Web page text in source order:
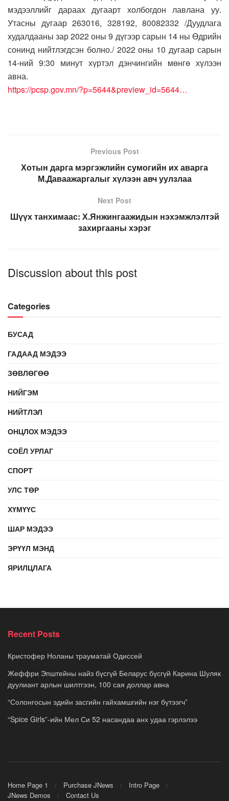
мэдээллийг дараах дугаарт холбогдон лавлана уу.
Утасны дугаар 263016, 328192, 80082332 /Дуудлага
худалдааны зар 2022 оны 9 дүгээр сарын 14 ны Өдрийн
сонинд нийтлэгдсэн болно./ 2022 оны 10 дугаар сарын
14-ний 9:30 минут хүртэл дэнчингийн мөнгө хүлээн
авна.
https://pcsp.gov.mn/?p=5644&preview_id=5644…
Previous Post
Хотын дарга мэргэжлийн сумогийн их аварга
М.Даваажаргалыг хүлээн авч уулзлаа
Next Post
Шүүх танхимаас: Х.Янжингаажидын нэхэмжлэлтэй
захиргааны хэрэг
Discussion about this post
Categories
БУСАД
ГАДААД МЭДЭЭ
ЗӨВЛӨГӨӨ
НИЙГЭМ
НИЙТЛЭЛ
ОНЦЛОХ МЭДЭЭ
СОЁЛ УРЛАГ
СПОРТ
УЛС ТӨР
ХҮМҮҮС
ШАР МЭДЭЭ
ЭРҮҮЛ МЭНД
ЯРИЛЦЛАГА
Recent Posts
Кристофер Ноланы трауматай Одиссей
Жеффри Эпштейны найз бүсгүй Беларус бүсгүй Карина Шуляк
дуулиант арлын шилтгээн, 100 сая доллар авна
“Солонгосын эдийн засгийн гайхамшгийн нэг бүтээгч”
“Spice Girls”-ийн Мел Си 52 насандаа анх удаа гэрлэлээ
Home Page 1 Purchase JNews
Intro Page
JNews Demos
Contact Us